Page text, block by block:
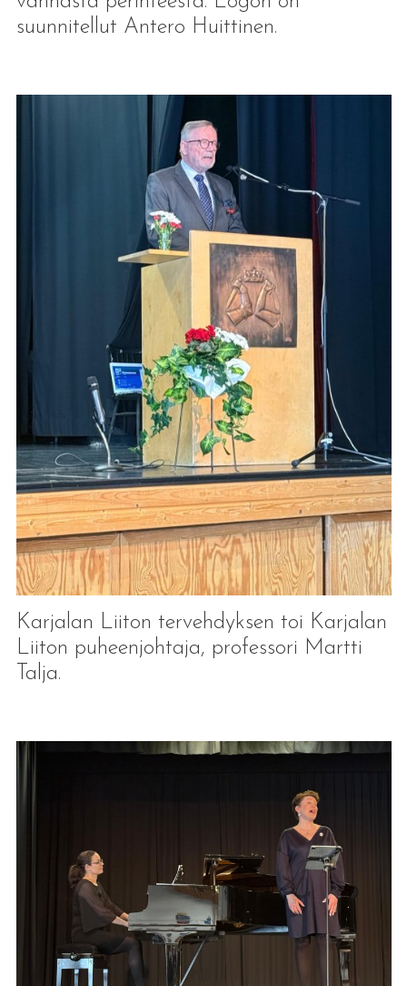
suunnitellut Antero Huittinen.
Karjalan Liiton tervehdyksen toi Karjalan
Liiton puheenjohtaja, professori Martti
Talja.